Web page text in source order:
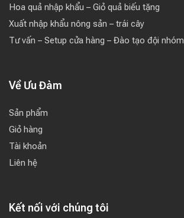
Hoa quả nhập khẩu – Giỏ quả biếu tặng
Xuất nhập khẩu nông sản – trái cây
Tư vấn – Setup cửa hàng – Đào tạo đội nhóm
Về Ưu Đàm
Sản phẩm
Giỏ hàng
Tài khoản
Liên hệ
Kết nối với chúng tôi